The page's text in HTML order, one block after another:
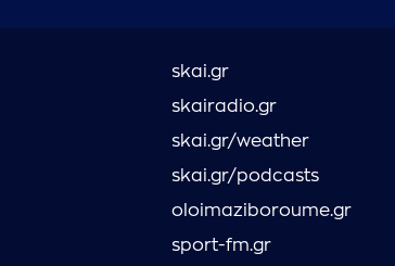
skai.gr
skairadio.gr
skai.gr/weather
skai.gr/podcasts
oloimaziboroume.gr
sport-fm.gr